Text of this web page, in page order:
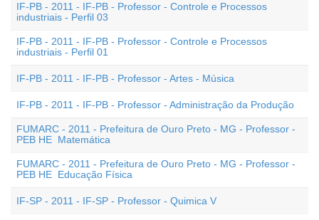
IF-PB - 2011 - IF-PB - Professor - Controle e Processos
industriais - Perfil 03
IF-PB - 2011 - IF-PB - Professor - Controle e Processos
industriais - Perfil 01
IF-PB - 2011 - IF-PB - Professor - Artes - Música
IF-PB - 2011 - IF-PB - Professor - Administração da Produção
FUMARC - 2011 - Prefeitura de Ouro Preto - MG - Professor -
PEB HE  Matemática
FUMARC - 2011 - Prefeitura de Ouro Preto - MG - Professor -
PEB HE  Educação Física
IF-SP - 2011 - IF-SP - Professor - Quimica V